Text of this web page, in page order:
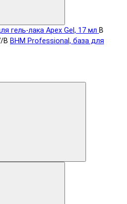
В
B BHM Professional, база для